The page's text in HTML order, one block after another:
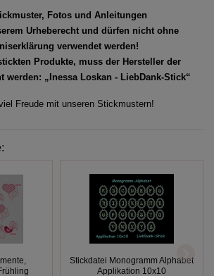
Fotos und Anleitungen
Urheberecht und dürfen nicht ohne
verwendet werden!
Produkte, muss der Hersteller der
werden: „Inessa Loskan - LiebDank-Stick“
Freude mit unseren Stickmustern!
Stickdatei Monogramm Alphabet
Applikation 10x10